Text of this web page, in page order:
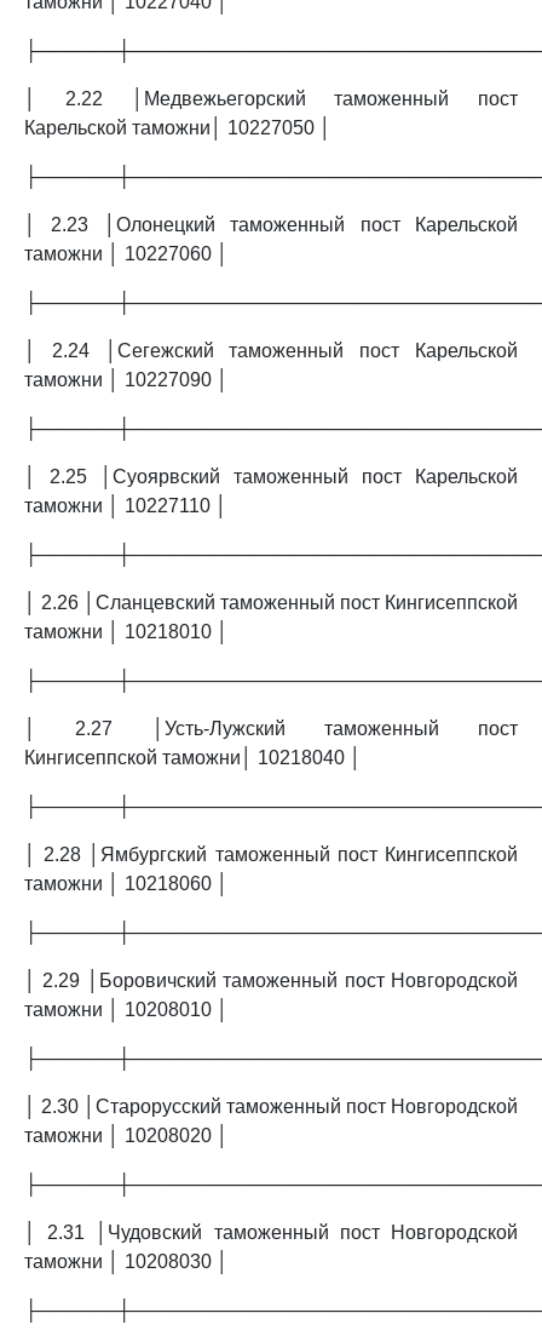
│ 2.22 │Медвежьегорский таможенный пост
Карельской таможни│ 10227050 │
│ 2.23 │Олонецкий таможенный пост Карельской
таможни │ 10227060 │
│ 2.24 │Сегежский таможенный пост Карельской
таможни │ 10227090 │
│ 2.25 │Суоярвский таможенный пост Карельской
таможни │ 10227110 │
│ 2.26 │Сланцевский таможенный пост Кингисеппской
таможни │ 10218010 │
│ 2.27 │Усть-Лужский таможенный пост
Кингисеппской таможни│ 10218040 │
│ 2.28 │Ямбургский таможенный пост Кингисеппской
таможни │ 10218060 │
│ 2.29 │Боровичский таможенный пост Новгородской
таможни │ 10208010 │
│ 2.30 │Старорусский таможенный пост Новгородской
таможни │ 10208020 │
│ 2.31 │Чудовский таможенный пост Новгородской
таможни │ 10208030 │